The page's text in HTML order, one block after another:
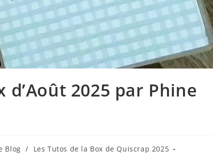
2025 par Phine
Blog /
Les Tutos de la Box de Quiscrap 2025